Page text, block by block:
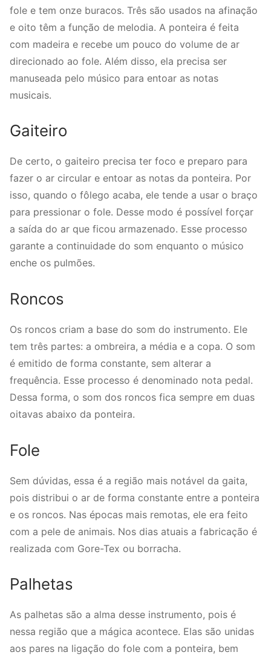
fole e tem onze buracos. Três são usados na afinação
e oito têm a função de melodia. A ponteira é feita
com madeira e recebe um pouco do volume de ar
direcionado ao fole. Além disso, ela precisa ser
manuseada pelo músico para entoar as notas
musicais.
Gaiteiro
De certo, o gaiteiro precisa ter foco e preparo para
fazer o ar circular e entoar as notas da ponteira. Por
isso, quando o fôlego acaba, ele tende a usar o braço
para pressionar o fole. Desse modo é possível forçar
a saída do ar que ficou armazenado. Esse processo
garante a continuidade do som enquanto o músico
enche os pulmões.
Roncos
Os roncos criam a base do som do instrumento. Ele
tem três partes: a ombreira, a média e a copa. O som
é emitido de forma constante, sem alterar a
frequência. Esse processo é denominado nota pedal.
Dessa forma, o som dos roncos fica sempre em duas
oitavas abaixo da ponteira.
Fole
Sem dúvidas, essa é a região mais notável da gaita,
pois distribui o ar de forma constante entre a ponteira
e os roncos. Nas épocas mais remotas, ele era feito
com a pele de animais. Nos dias atuais a fabricação é
realizada com Gore-Tex ou borracha.
Palhetas
As palhetas são a alma desse instrumento, pois é
nessa região que a mágica acontece. Elas são unidas
aos pares na ligação do fole com a ponteira, bem